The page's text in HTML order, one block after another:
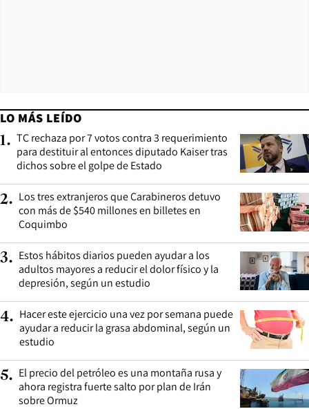
LO MÁS LEÍDO
1. TC rechaza por 7 votos contra 3 requerimiento
para destituir al entonces diputado Kaiser tras
dichos sobre el golpe de Estado
2. Los tres extranjeros que Carabineros detuvo
con más de $540 millones en billetes en
Coquimbo
3. Estos hábitos diarios pueden ayudar a los
adultos mayores a reducir el dolor físico y la
depresión, según un estudio
4. Hacer este ejercicio una vez por semana puede
ayudar a reducir la grasa abdominal, según un
estudio
5. El precio del petróleo es una montaña rusa y
ahora registra fuerte salto por plan de Irán
sobre Ormuz